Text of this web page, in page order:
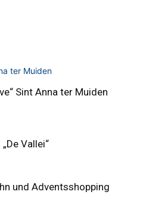
Sint Anna ter Muiden
Vallei“
und Adventsshopping